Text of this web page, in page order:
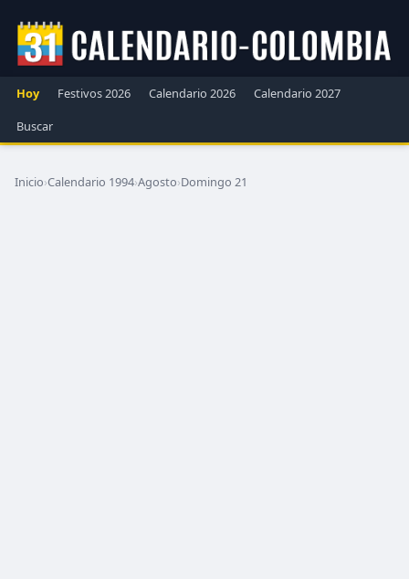
Hoy Festivos 2026 Calendario 2026
Calendario 2027
Buscar
Inicio›Calendario 1994›Agosto›Domingo 21